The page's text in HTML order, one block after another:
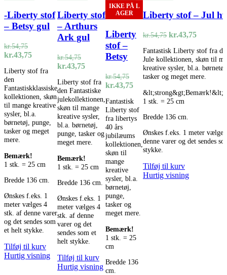
-Liberty stof
– Betsy gul
kr.54,75
Den
pris
var:
kr.54,75.
kr.43,75Den
aktuelle
pris
kr.43,75.
Liberty stof fra
den
Fantastiskklassiske
kollektionen, skøn
til mange kreative
sysler, bl.a.
børnetøj, punge,
tasker og meget
mere.
Bemærk!
1 stk. = 25 cm
Bredde 136 cm.
Ønskes f.eks. 1
meter vælges 4
stk. af denne varer
og det sendes som
et helt stykke.
Tilføj til kurv
Hurtig visning
Liberty stof
– Arthurs
Ark gul
kr.54,75
Den
pris
var:
kr.54,75.
kr.43,75Den
aktuelle
pris
er:
kr.43,75.
Liberty stof fra
den Fantastiske
julekollektionen,
skøn til mange
kreative sysler,
bl.a. børnetøj,
punge, tasker og
meget mere.
Bemærk!
1 stk. = 25 cm
Bredde 136 cm.
Ønskes f.eks. 1
meter vælges 4
stk. af denne
varer og det
sendes som et
helt stykke.
Tilføj til kurv
Hurtig visning
IKKE PÅ L
AGER
Liberty
stof –
Betsy
kr.54,75
Den
oprindelige
pris
var:
kr.54,75.
kr.43,75Den
aktuelle
pris
er:
kr.43,75.
Fantastisk
Liberty stof
fra libertys
40 års
jubilæums
kollektionen,
skøn til
mange
kreative
sysler, bl.a.
børnetøj,
punge,
tasker og
meget mere.
Bemærk!
1 stk. = 25
cm
Bredde 136
cm.
Liberty stof – Jul
kr.54,75 Den
pris
var:
kr.54,75.
kr.43,75Den
pris
er:
kr.43,75.
Fantastisk Liberty stof fra
Jule kollektionen, skøn til
kreative sysler, bl.a.
tasker og meget mere.
&lt;strong&gt;Bemærk!&lt;/
1 stk. = 25 cm
Bredde 136 cm.
Ønskes f.eks. 1 meter
denne varer og det sendes
stykke.
Tilføj til kurv
Hurtig visning